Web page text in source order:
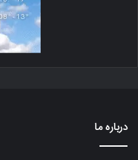
درباره ما